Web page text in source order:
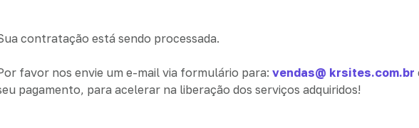
contratação está sendo processada.
favor nos envie um e-mail via formulário para: vendas@ krsites.com.br
pagamento, para acelerar na liberação dos serviços adquiridos!